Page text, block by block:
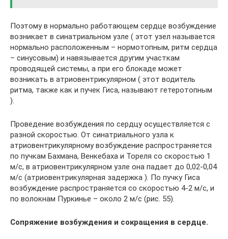
Поэтому в нормально работающем сердце возбуждение
возникает в синатриальном узле ( этот узел называется
нормально расположенным – нормотопным, ритм сердца
– синусовым) и навязывается другим участкам
проводящей системы, а при его блокаде может
возникать в атриовентрикулярном ( этот водитель
ритма, также как и пучек Гиса, называют гетеротопным
).
Проведение возбуждения по сердцу осуществляется с
разной скоростью. От синатриального узла к
атриовентрикулярному возбуждение распространяется
по пучкам Бахмана, Венкебаха и Тореля со скоростью 1
м/с, в атриовентрикулярном узле она падает до 0,02-0,04
м/с (атриовентрикулярная задержка ). По пучку Гиса
возбуждение распространяется со скоростью 4-2 м/с, и
по волокнам Пуркинье – около 2 м/с (рис. 55).
Сопряжение возбуждения и сокращения в сердце.